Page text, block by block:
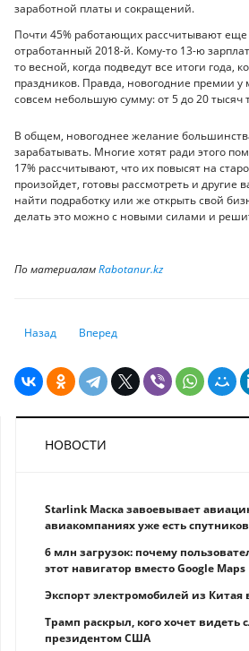
заработной платы и сокращений.
Почти 45% работающих рассчитывают
отработанный 2018-й. Кому-то 13-ю
то весной, когда подведут все итоги года,
праздников. Правда, новогодние премии у
совсем небольшую сумму: от 5 до 20 тысяч
В общем, новогоднее желание
зарабатывать. Многие хотят ради этого
17% рассчитывают, что их повысят на
произойдет, готовы рассмотреть и другие
найти подработку или же открыть свой
делать это можно с новыми силами и
По материаламRabotanur.kz
Предыдущий: Что ожидает
Назад Следующий: Вне системы: что
Вперед
НОВОСТИ
Starlink Маска завоевывает
авиакомпаниях уже есть
6 млн загрузок: почему
этот навигатор вместо Google Maps
Экспорт электромобилей из Китая
Трамп раскрыл, кого хочет
президентом США